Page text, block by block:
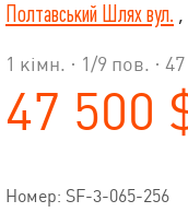
Полтавський Шлях вул. ,
1 кімн. · 1 /9 пов. ·
47 500
Номер: SF-3-065-256